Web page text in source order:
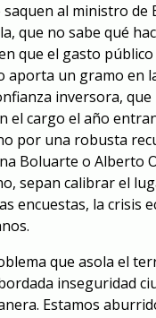
saquen al ministro de
que no sabe qué
que el gasto público
aporta un gramo en
inversora,
el cargo el año
por una robusta
Boluarte o Alberto
sepan calibrar el
encuestas, la crisis
que asola el
inseguridad
Estamos